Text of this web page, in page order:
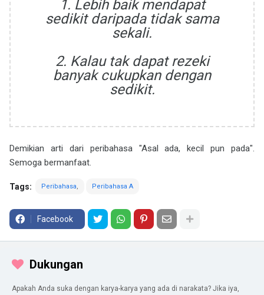
1. Lebih baik mendapat
sedikit daripada tidak sama
sekali.
2. Kalau tak dapat rezeki
banyak cukupkan dengan
sedikit.
Demikian arti dari peribahasa "Asal ada, kecil pun pada".
Semoga bermanfaat.
Tags: Peribahasa Peribahasa A
Facebook
Dukungan
Apakah Anda suka dengan karya-karya yang ada di narakata? Jika iya,